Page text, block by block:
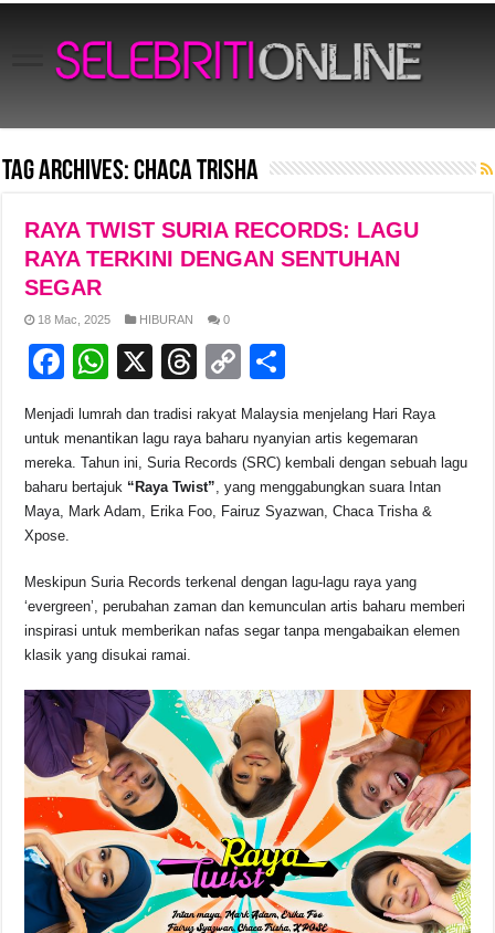
Tag Archives:Chaca Trisha
RAYA TWIST SURIA RECORDS: LAGU
RAYA TERKINI DENGAN SENTUHAN
SEGAR
18 Mac, 2025 HIBURAN 0
F
c
e
b
o
o
k
W
at
s
A
p
X
T
e
a
d
C
p
y
Li
k
ar
e
Menjadi lumrah dan tradisi rakyat Malaysia menjelang Hari Raya
untuk menantikan lagu raya baharu nyanyian artis kegemaran
mereka. Tahun ini, Suria Records (SRC) kembali dengan sebuah lagu
baharu bertajuk “Raya Twist”, yang menggabungkan suara Intan
Maya, Mark Adam, Erika Foo, Fairuz Syazwan, Chaca Trisha &
Xpose.
Meskipun Suria Records terkenal dengan lagu-lagu raya yang
‘evergreen’, perubahan zaman dan kemunculan artis baharu memberi
inspirasi untuk memberikan nafas segar tanpa mengabaikan elemen
klasik yang disukai ramai.